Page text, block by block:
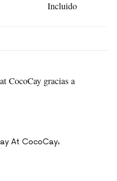
Incluido
CocoCay gracias a
At CocoCay,